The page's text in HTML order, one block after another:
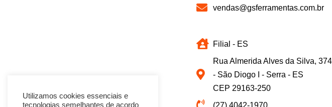
vendas@gsferramentas.com.br
Filial - ES
Rua Almerida Alves da Silva,
- São Diogo I - Serra - ES
CEP 29163-250
(27) 4042-1970
Utilizamos cookies essenciais e
tecnologias semelhantes de acordo